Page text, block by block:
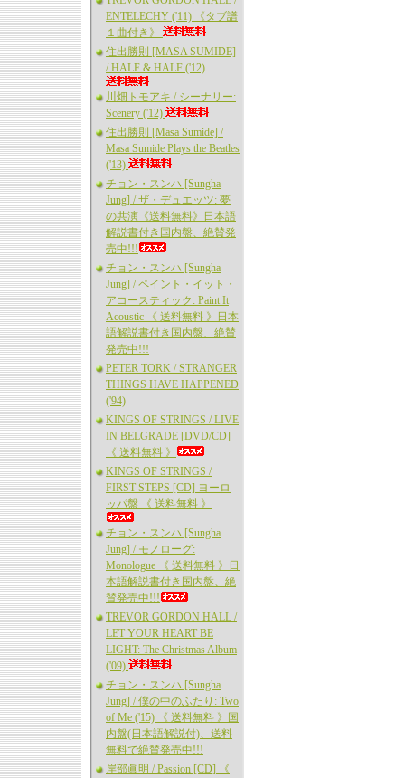
ENTELECHY ('11) 《タブ譜
１曲付き》
住出勝則 [MASA SUMIDE]
/ HALF & HALF ('12)
川畑トモアキ / シーナリー:
Scenery ('12)
住出勝則 [Masa Sumide] /
Masa Sumide Plays the Beatles
('13)
チョン・スンハ [Sungha
Jung] / ザ・デュエッツ: 夢
の共演《送料無料》日本語
解説書付き国内盤、絶賛発
売中!!!
チョン・スンハ [Sungha
Jung] / ペイント・イット・
アコースティック: Paint It
Acoustic 《 送料無料 》日本
語解説書付き国内盤、絶賛
発売中!!!
PETER TORK / STRANGER
THINGS HAVE HAPPENED
('94)
KINGS OF STRINGS / LIVE
IN BELGRADE [DVD/CD]
《 送料無料 》
KINGS OF STRINGS /
FIRST STEPS [CD] ヨーロ
ッパ盤 《 送料無料 》
チョン・スンハ [Sungha
Jung] / モノローグ:
Monologue 《 送料無料 》日
本語解説書付き国内盤、絶
賛発売中!!!
TREVOR GORDON HALL /
LET YOUR HEART BE
LIGHT: The Christmas Album
('09)
チョン・スンハ [Sungha
Jung] / 僕の中のふたり: Two
of Me ('15) 《 送料無料 》国
内盤(日本語解説付)、送料
無料で絶賛発売中!!!
岸部眞明 / Passion [CD] 《